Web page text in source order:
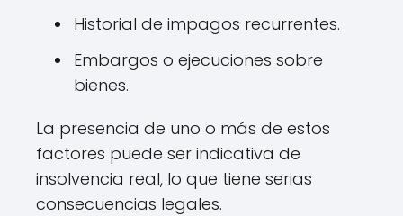
Historial de impagos recurrentes.
Embargos o ejecuciones sobre
bienes.
La presencia de uno o más de estos
factores puede ser indicativa de
insolvencia real, lo que tiene serias
consecuencias legales.